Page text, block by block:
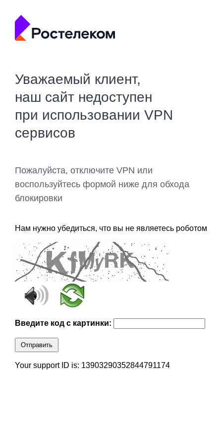
Уважаемый клиент,
наш сайт недоступен
при использовании VPN
сервисов
Пожалуйста, отключите VPN или
воспользуйтесь формой ниже для обхода
блокировки
Нам нужно убедиться, что вы не являетесь роботом
Введите код с картинки:
Отправить
Your support ID is: 13903290352844791174